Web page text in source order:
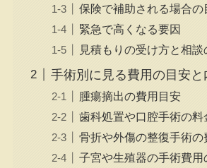
保険で補助される場合の
緊急で高くなる要因
見積もりの受け方と相談
手術別に見る費用の目安と
腫瘍摘出の費用目安
歯科処置や口腔手術の料
骨折や外傷の整復手術の
子宮や生殖器の手術費用